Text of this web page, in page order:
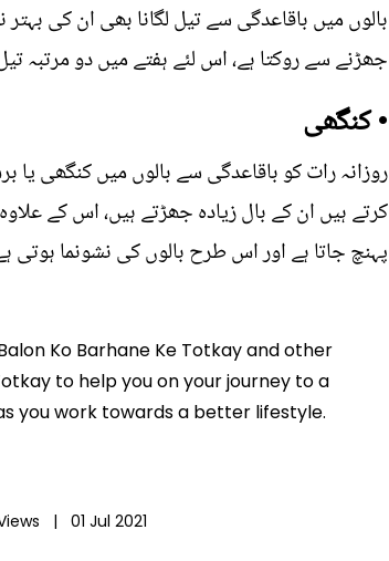
بالوں میں باقاعدگی سے تیل لگانا بھی ان کی
جھڑنے سے روکتا ہے، اس لئے ہفتے میں دو مرتبہ
• کنگھی
روزانہ رات کو باقاعدگی سے بالوں میں کنگھی
کرتے ہیں ان کے بال زیادہ جھڑتے ہیں، اس کے
پہنچ جاتا ہے اور اس طرح بالوں کی نشونما ہوتی
Ko Barhane Ke Totkay and other
to help you on your journey to a
you work towards a better lifestyle.
| 01 Jul 2021